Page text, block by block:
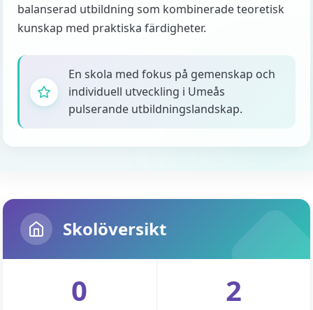
balanserad utbildning som kombinerade teoretisk
kunskap med praktiska färdigheter.
En skola med fokus på gemenskap och
individuell utveckling i Umeås
pulserande utbildningslandskap.
Skolöversikt
0 2